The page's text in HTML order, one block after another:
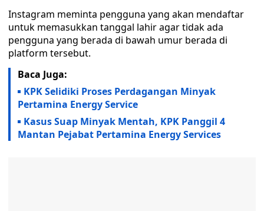
Instagram meminta pengguna yang akan mendaftar
untuk memasukkan tanggal lahir agar tidak ada
pengguna yang berada di bawah umur berada di
platform tersebut.
Baca Juga:
KPK Selidiki Proses Perdagangan Minyak
Pertamina Energy Service
Kasus Suap Minyak Mentah, KPK Panggil 4
Mantan Pejabat Pertamina Energy Services